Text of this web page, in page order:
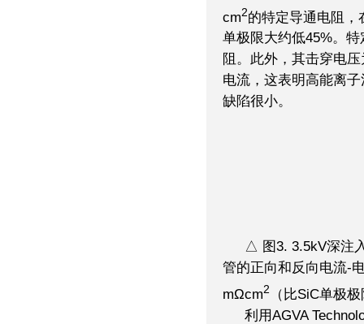
cm2的特定导通电阻
单极限大约低45%。
阻。此外，其击穿电
电流，这表明高能离
缺陷很小。
△ 图3. 3.5kV深注
管的正向和反向电流-
mΩcm2
（比SiC单极
利用AGVA